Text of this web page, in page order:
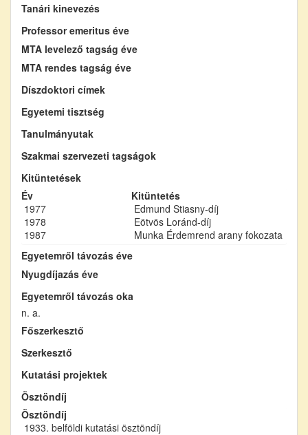
Tanári kinevezés
Professor emeritus éve
MTA levelező tagság éve
MTA rendes tagság éve
Díszdoktori címek
Egyetemi tisztség
Tanulmányutak
Szakmai szervezeti tagságok
Kitüntetések
Év
Kitüntetés
1977
Edmund Stiasny-díj
1978
Eötvös Loránd-díj
1987
Munka Érdemrend arany fokozata
Egyetemről távozás éve
Nyugdíjazás éve
Egyetemről távozás oka
n. a.
Főszerkesztő
Szerkesztő
Kutatási projektek
Ösztöndíj
Ösztöndíj
1933. belföldi kutatási ösztöndíj